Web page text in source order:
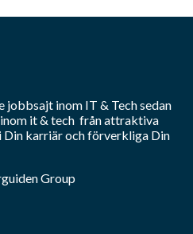
jobbsajt inom IT & Techsedan
it & tech från attraktiva
Din karriär och förverkliga Din
Group